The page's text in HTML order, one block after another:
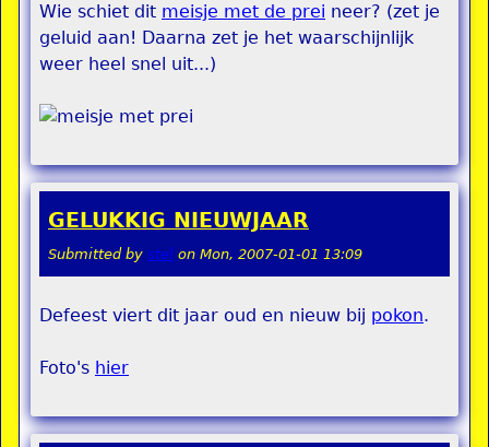
Wie schiet dit meisje met de prei neer? (zet je
geluid aan! Daarna zet je het waarschijnlijk
weer heel snel uit...)
GELUKKIG NIEUWJAAR
Submitted by stel on Mon, 2007-01-01 13:09
Defeest viert dit jaar oud en nieuw bij pokon.
Foto's hier